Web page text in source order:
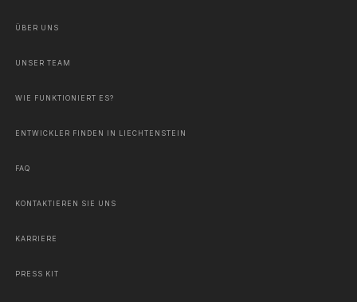
ÜBER UNS
UNSER TEAM
WIE FUNKTIONIERT ES?
ENTWICKLER FINDEN IN LIECHTENSTEIN
FAQ
KONTAKTIEREN SIE UNS
KARRIERE
PRESS KIT